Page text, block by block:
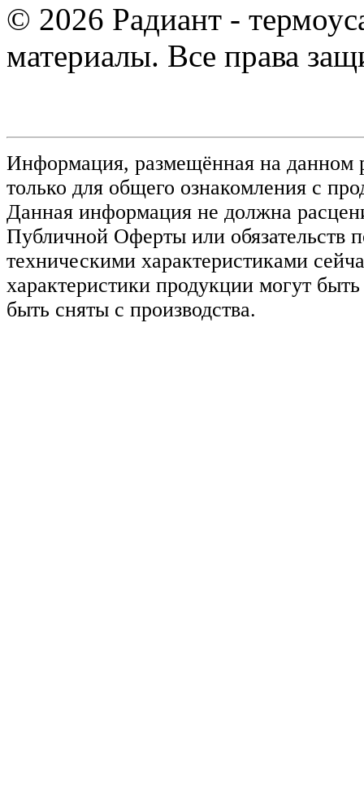
© 2026 Радиант -
материалы. Все права
Информация, размещённая на данном
только для общего ознакомления с
Данная информация не должна
Публичной Оферты или обязательств
техническими характеристиками
характеристики продукции могут
быть сняты с производства.